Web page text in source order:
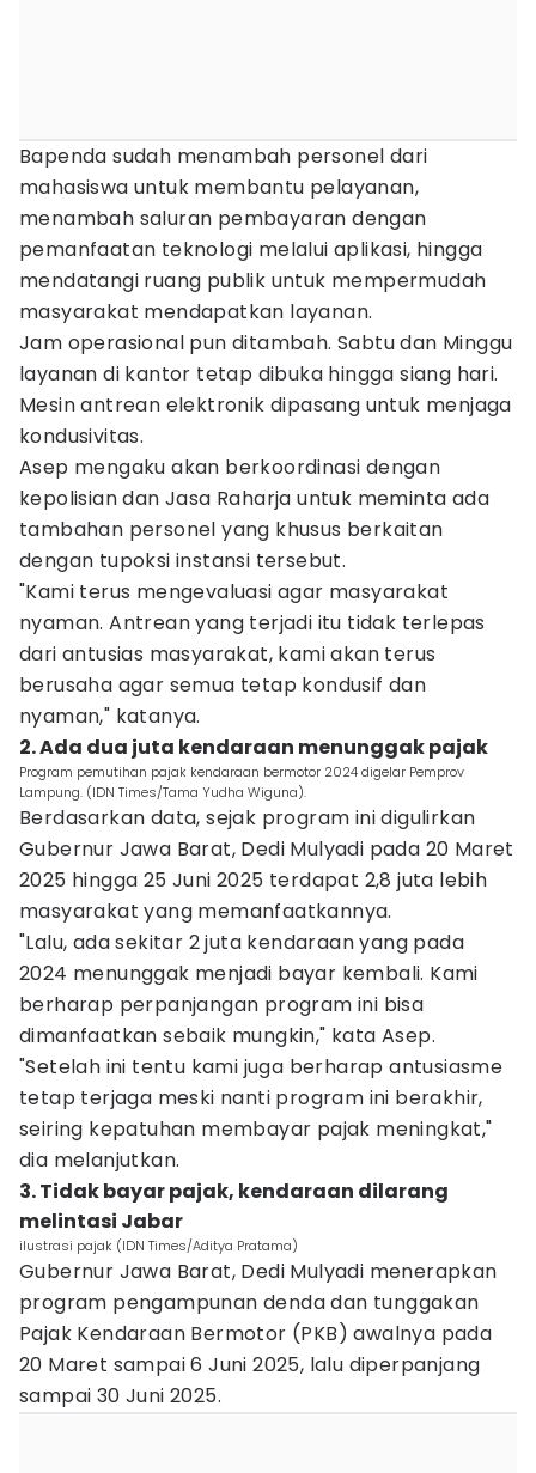
Bapenda sudah menambah personel dari
mahasiswa untuk membantu pelayanan,
menambah saluran pembayaran dengan
pemanfaatan teknologi melalui aplikasi, hingga
mendatangi ruang publik untuk mempermudah
masyarakat mendapatkan layanan.
Jam operasional pun ditambah. Sabtu dan Minggu
layanan di kantor tetap dibuka hingga siang hari.
Mesin antrean elektronik dipasang untuk menjaga
kondusivitas.
Asep mengaku akan berkoordinasi dengan
kepolisian dan Jasa Raharja untuk meminta ada
tambahan personel yang khusus berkaitan
dengan tupoksi instansi tersebut.
"Kami terus mengevaluasi agar masyarakat
nyaman. Antrean yang terjadi itu tidak terlepas
dari antusias masyarakat, kami akan terus
berusaha agar semua tetap kondusif dan
nyaman," katanya.
2. Ada dua juta kendaraan menunggak pajak
Program pemutihan pajak kendaraan bermotor 2024 digelar Pemprov
Lampung. (IDN Times/Tama Yudha Wiguna).
Berdasarkan data, sejak program ini digulirkan
Gubernur Jawa Barat, Dedi Mulyadi pada 20 Maret
2025 hingga 25 Juni 2025 terdapat 2,8 juta lebih
masyarakat yang memanfaatkannya.
"Lalu, ada sekitar 2 juta kendaraan yang pada
2024 menunggak menjadi bayar kembali. Kami
berharap perpanjangan program ini bisa
dimanfaatkan sebaik mungkin," kata Asep.
"Setelah ini tentu kami juga berharap antusiasme
tetap terjaga meski nanti program ini berakhir,
seiring kepatuhan membayar pajak meningkat,"
dia melanjutkan.
3. Tidak bayar pajak, kendaraan dilarang
melintasi Jabar
ilustrasi pajak (IDN Times/Aditya Pratama)
Gubernur Jawa Barat, Dedi Mulyadi menerapkan
program pengampunan denda dan tunggakan
Pajak Kendaraan Bermotor (PKB) awalnya pada
20 Maret sampai 6 Juni 2025, lalu diperpanjang
sampai 30 Juni 2025.